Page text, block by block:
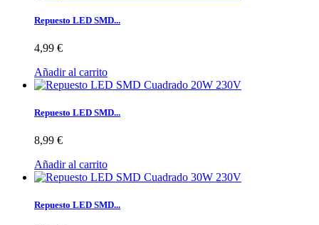
Repuesto LED SMD...
4,99 €
Añadir al carrito
Repuesto LED SMD...
8,99 €
Añadir al carrito
Repuesto LED SMD...